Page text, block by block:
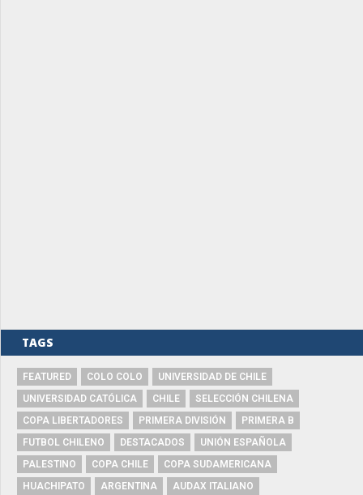
TAGS
FEATURED COLO COLO
UNIVERSIDAD DE CHILE
UNIVERSIDAD CATÓLICA
CHILE
SELECCIÓN CHILENA
COPA LIBERTADORES
PRIMERA DIVISIÓN
PRIMERA B
FUTBOL CHILENO
DESTACADOS
UNIÓN ESPAÑOLA
PALESTINO
COPA CHILE
COPA SUDAMERICANA
HUACHIPATO
ARGENTINA
AUDAX ITALIANO